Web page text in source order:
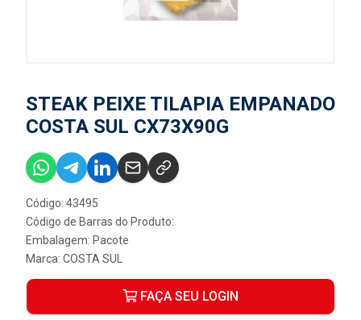
STEAK PEIXE TILAPIA EMPANADO
COSTA SUL CX73X90G
Código: 43495
Código de Barras do Produto:
Embalagem: Pacote
Marca: COSTA SUL
FAÇA SEU LOGIN